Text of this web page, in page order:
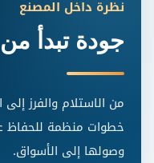
نظرة داخل المصنع
جودة تبدأ
من الاستلام والفرز
خطوات منظمة للحفاظ
وصولها إلى الأسواق.